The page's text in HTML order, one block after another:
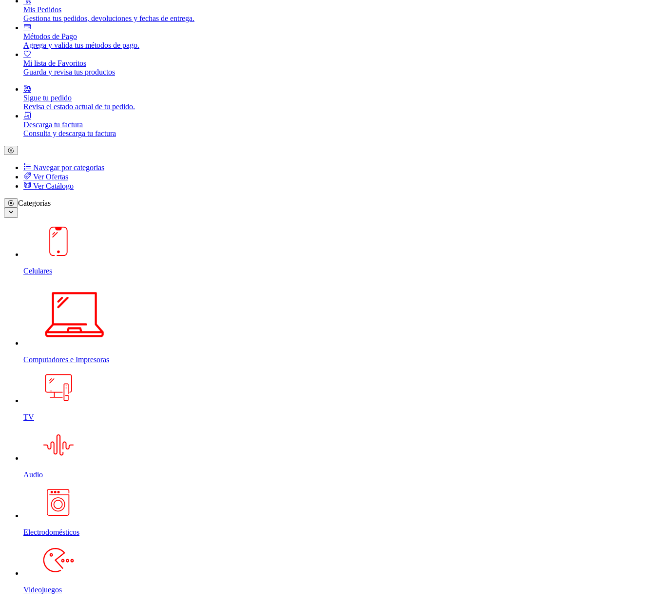
Mis Pedidos
Gestiona tus pedidos, devoluciones y fechas de entrega.
Métodos de Pago
Agrega y valida tus métodos de pago.
Mi lista de Favoritos
Guarda y revisa tus productos
Sigue tu pedido
Revisa el estado actual de tu pedido.
Descarga tu factura
Consulta y descarga tu factura
Navegar por categorias
Ver Ofertas
Ver Catálogo
Categorías
Celulares
Computadores e Impresoras
TV
Audio
Electrodomésticos
Videojuegos